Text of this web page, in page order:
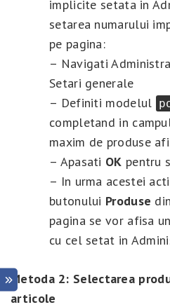
implicite setata in
setarea numarului
pe pagina:
– Navigati
Setari generale
– Definiti modelul
completand in
maxim de produse
– Apasati OK pentru
– In urma acestei
butonului Produse
pagina se vor afisa
cu cel setat in
Metoda 2: Selectarea
articole